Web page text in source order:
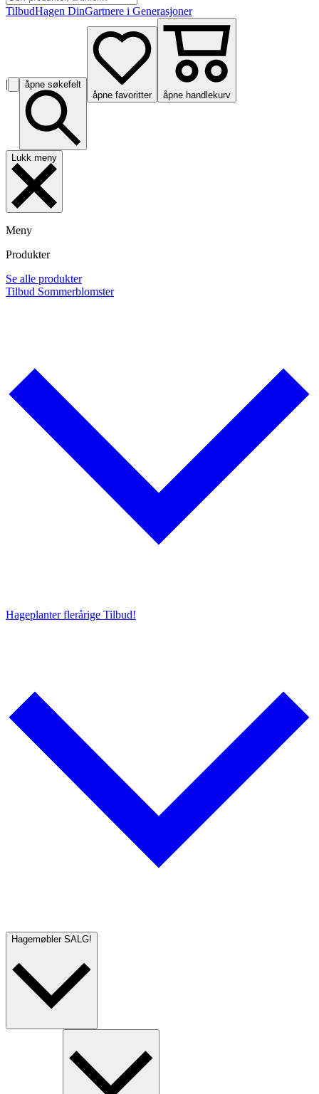
TilbudHagen DinGartnere i Generasjoner
|
åpne søkefelt
åpne favoritter
åpne handlekurv
Lukk meny
Meny
Produkter
Se alle produkter
Tilbud Sommerblomster
Hageplanter flerårige Tilbud!
Hagemøbler SALG!